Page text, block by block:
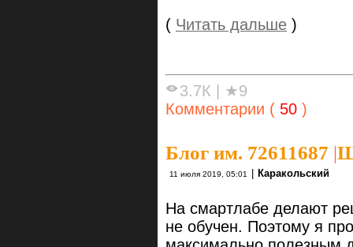
( Читать дальше )
3.7К | ★9
Комментарии ( 50 )
Блог им. 72611687 |
11 июля 2019, 05:01 | Каракольский
На смартлабе делают
не обучен. Поэтому я